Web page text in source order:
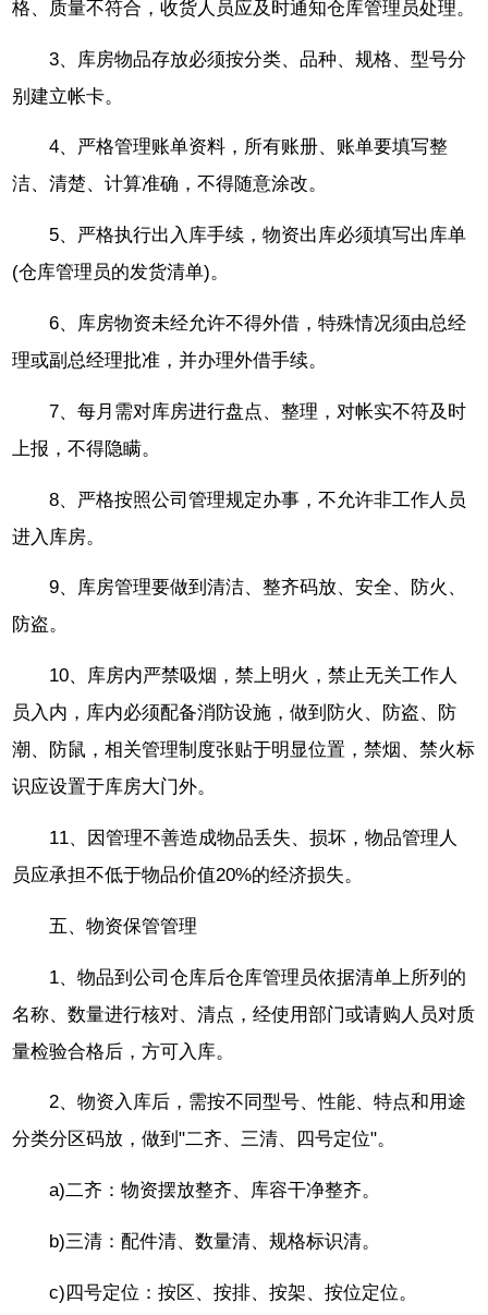
格、质量不符合，收货人员应及时通知仓库管理员处理。
3、库房物品存放必须按分类、品种、规格、型号分
别建立帐卡。
4、严格管理账单资料，所有账册、账单要填写整
洁、清楚、计算准确，不得随意涂改。
5、严格执行出入库手续，物资出库必须填写出库单
(仓库管理员的发货清单)。
6、库房物资未经允许不得外借，特殊情况须由总经
理或副总经理批准，并办理外借手续。
7、每月需对库房进行盘点、整理，对帐实不符及时
上报，不得隐瞒。
8、严格按照公司管理规定办事，不允许非工作人员
进入库房。
9、库房管理要做到清洁、整齐码放、安全、防火、
防盗。
10、库房内严禁吸烟，禁上明火，禁止无关工作人
员入内，库内必须配备消防设施，做到防火、防盗、防
潮、防鼠，相关管理制度张贴于明显位置，禁烟、禁火标
识应设置于库房大门外。
11、因管理不善造成物品丢失、损坏，物品管理人
员应承担不低于物品价值20%的经济损失。
五、物资保管管理
1、物品到公司仓库后仓库管理员依据清单上所列的
名称、数量进行核对、清点，经使用部门或请购人员对质
量检验合格后，方可入库。
2、物资入库后，需按不同型号、性能、特点和用途
分类分区码放，做到"二齐、三清、四号定位"。
a)二齐：物资摆放整齐、库容干净整齐。
b)三清：配件清、数量清、规格标识清。
c)四号定位：按区、按排、按架、按位定位。